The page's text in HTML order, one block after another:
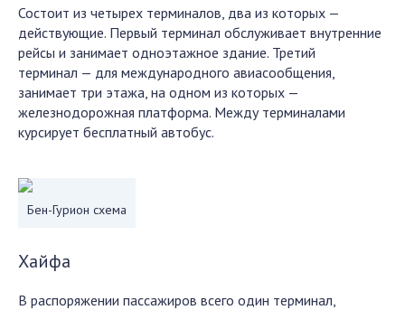
Состоит из четырех терминалов, два из которых —
действующие. Первый терминал обслуживает внутренние
рейсы и занимает одноэтажное здание. Третий
терминал — для международного авиасообщения,
занимает три этажа, на одном из которых —
железнодорожная платформа. Между терминалами
курсирует бесплатный автобус.
Бен-Гурион схема
Хайфа
В распоряжении пассажиров всего один терминал,